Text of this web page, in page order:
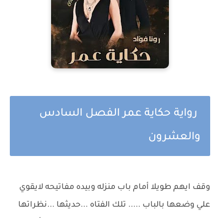
رواية حكاية عمر الفصل السادس
والعشرون
وقف ايهم طويلا أمام باب منزله وبيده مفاتيحه لايقوي
علي وضعها بالباب ..... تلك الفتاه ...حديثها ...نظراتها